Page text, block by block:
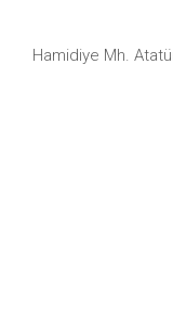
Hamidiye Mh.